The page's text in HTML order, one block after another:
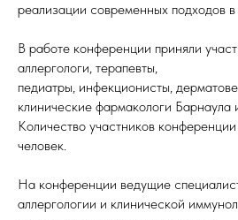
реализации современных подходов в
В работе конференции приняли
аллергологи, терапевты,
педиатры, инфекционисты,
клинические фармакологи Барнаула
Количество участников
человек.
На конференции ведущие
аллергологии и клинической